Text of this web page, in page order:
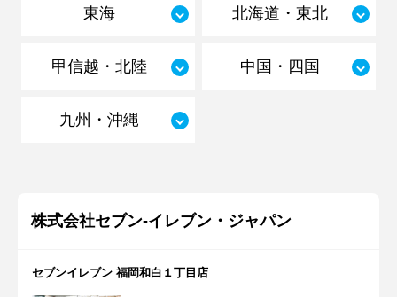
東海 北海道・東北
甲信越・北陸 中国・四国
九州・沖縄
株式会社セブン-イレブン・ジャパン
セブンイレブン 福岡和白１丁目店